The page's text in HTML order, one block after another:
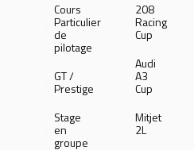
Cours
Particulier
de
pilotage
GT /
Prestige
Stage
en
groupe
208
Racing
Cup
Audi
A3
Cup
Mitjet
2L